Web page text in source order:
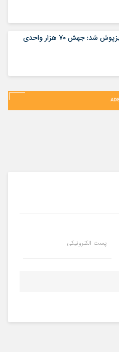
بورس تهران سبزپوش شد؛ جهش ۷۰ هزار واحدی
پست الکترونیکی